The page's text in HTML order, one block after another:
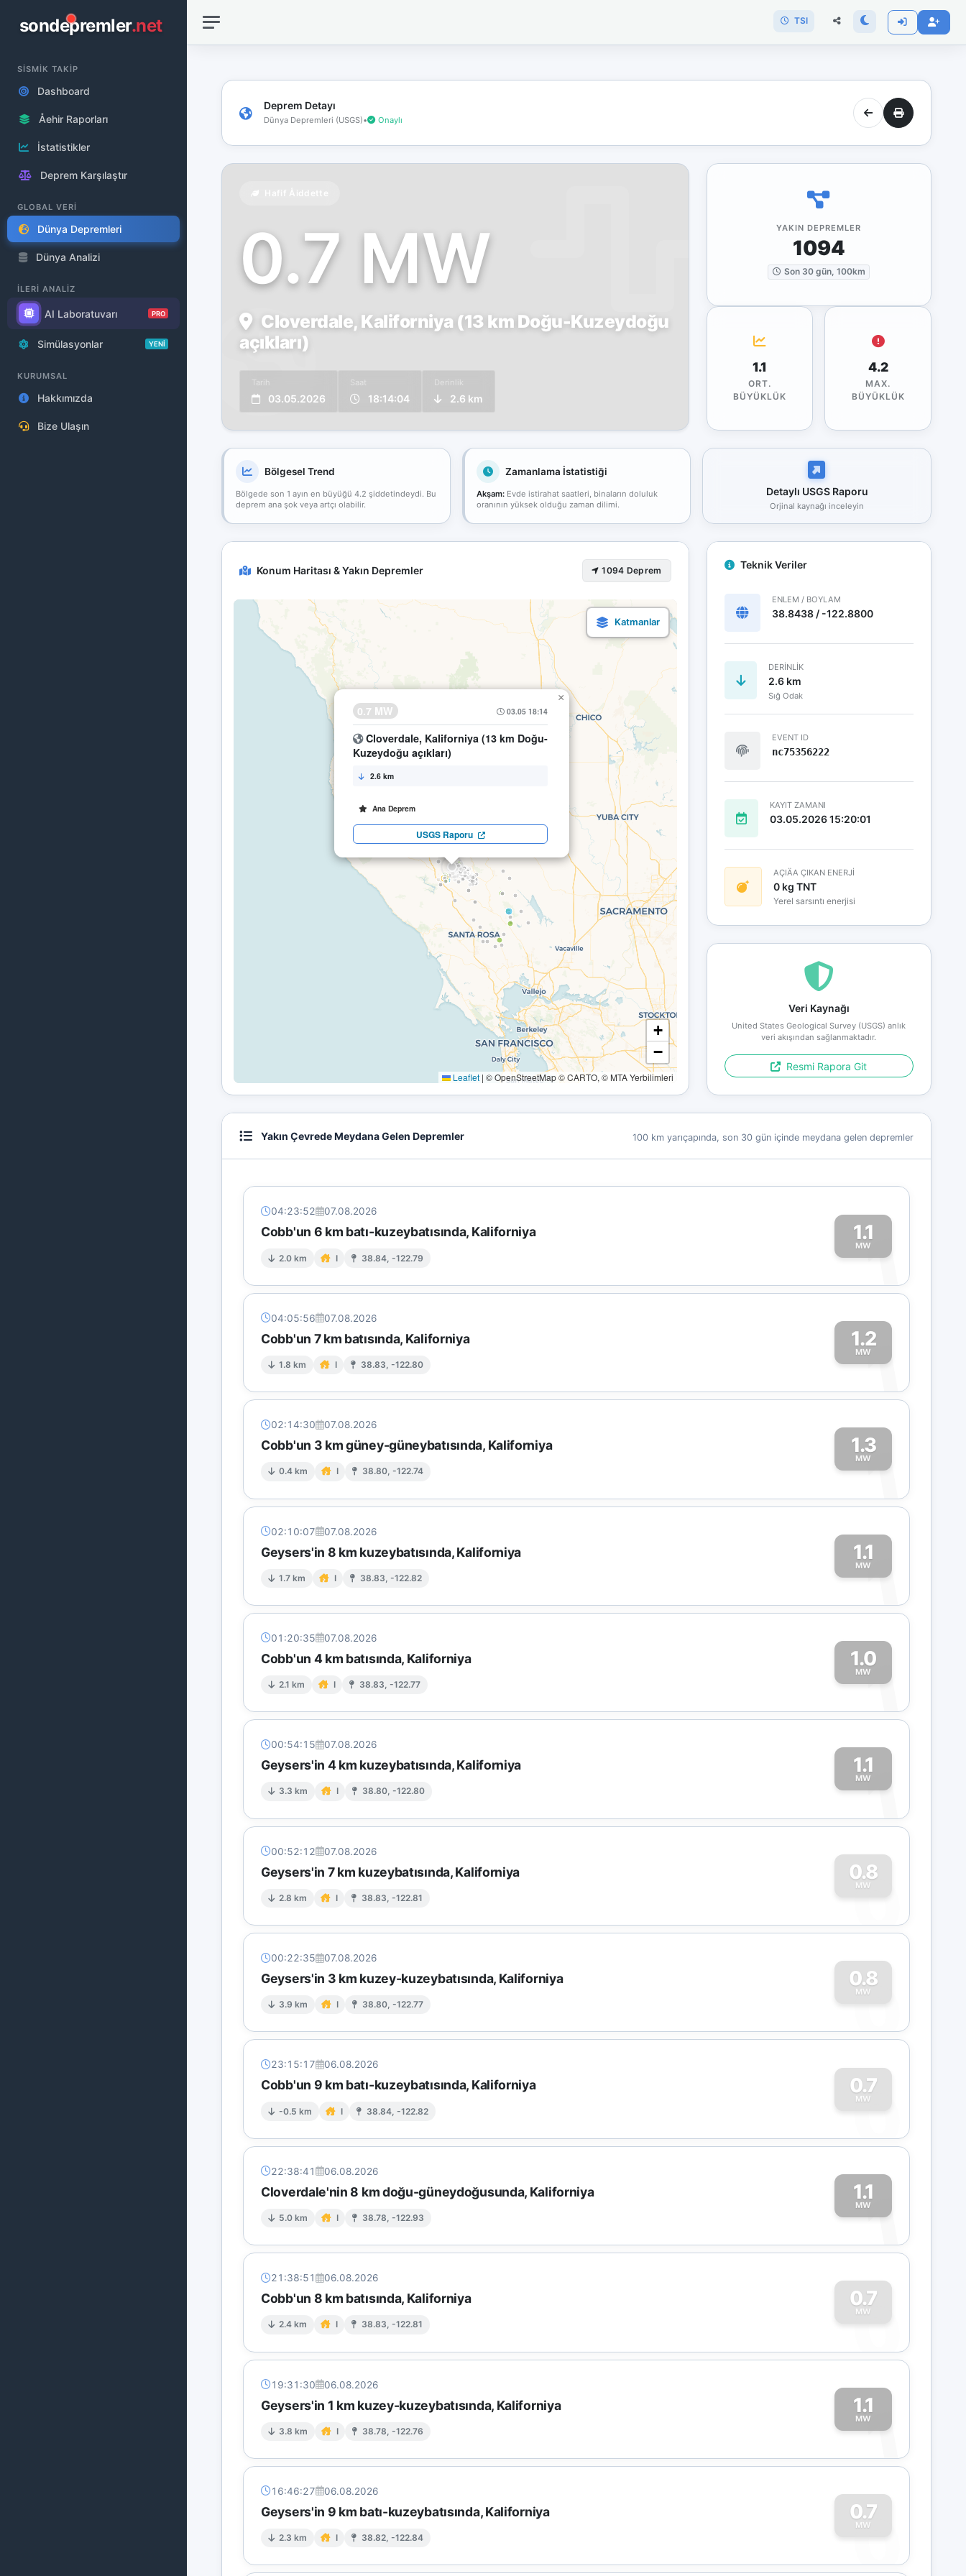
sondepremler.net
SİSMİK TAKİP
Dashboard
Åehir Raporları
İstatistikler
Deprem Karşılaştır
GLOBAL VERİ
Dünya Depremleri
Dünya Analizi
İLERİ ANALİZ
AI Laboratuvarı PRO
Simülasyonlar YENİ
KURUMSAL
Hakkımızda
Bize Ulaşın
TSI
Deprem Detayı
Dünya Depremleri (USGS)• Onaylı
0.7 MW
Cloverdale, Kaliforniya (13 km Doğu-Kuzeydoğu
açıkları)
Tarih
03.05.2026
Saat
18:14:04
Derinlik
2.6 km
YAKIN DEPREMLER
1094
Son 30 gün, 100km
1.1
ORT.
BÜYÜKLÜK
4.2
MAX.
BÜYÜKLÜK
Bölgesel Trend
Bölgede son 1 ayın en büyüğü 4.2 şiddetindeydi. Bu
deprem ana şok veya artçı olabilir.
Zamanlama İstatistiği
Akşam:Evde istirahat saatleri, binaların doluluk
oranının yüksek olduğu zaman dilimi.
Detaylı USGS Raporu
Orjinal kaynağı inceleyin
Konum Haritası & Yakın Depremler 1094 Deprem
0.7 MW 03.05 18:14
Cloverdale, Kaliforniya (13 km Doğu-
Kuzeydoğu açıkları)
2.6 km
Ana Deprem
USGS Raporu
×
+
−
Leaflet | © OpenStreetMap © CARTO, © MTA Yerbilimleri
Teknik Veriler
ENLEM / BOYLAM
38.8438 / -122.8800
DERINLIK
2.6 km
Sığ Odak
EVENT ID
nc75356222
KAYIT ZAMANI
03.05.2026 15:20:01
AÇIÄA ÇIKAN ENERJİ
0 kg TNT
Yerel sarsıntı enerjisi
Veri Kaynağı
United States Geological Survey (USGS) anlık
veri akışından sağlanmaktadır.
Resmi Rapora Git
Yakın Çevrede Meydana Gelen Depremler 100 km yarıçapında, son 30 gün içinde meydana gelen depremler
04:23:52 07.08.2026
Cobb'un 6 km batı-kuzeybatısında, Kaliforniya
2.0 km I 38.84, -122.79
1.1
MW
1
04:05:56 07.08.2026
Cobb'un 7 km batısında, Kaliforniya
1.8 km I 38.83, -122.80
1.2
MW
1
02:14:30 07.08.2026
Cobb'un 3 km güney-güneybatısında, Kaliforniya
0.4 km I 38.80, -122.74
1.3
MW
1
02:10:07 07.08.2026
Geysers'in 8 km kuzeybatısında, Kaliforniya
1.7 km I 38.83, -122.82
1.1
MW
1
01:20:35 07.08.2026
Cobb'un 4 km batısında, Kaliforniya
2.1 km I 38.83, -122.77
1.0
MW
1
00:54:15 07.08.2026
Geysers'in 4 km kuzeybatısında, Kaliforniya
3.3 km I 38.80, -122.80
1.1
MW
1
00:52:12 07.08.2026
Geysers'in 7 km kuzeybatısında, Kaliforniya
2.8 km I 38.83, -122.81
0.8
MW
0
00:22:35 07.08.2026
Geysers'in 3 km kuzey-kuzeybatısında, Kaliforniya
3.9 km I 38.80, -122.77
0.8
MW
0
23:15:17 06.08.2026
Cobb'un 9 km batı-kuzeybatısında, Kaliforniya
-0.5 km I 38.84, -122.82
0.7
MW
0
22:38:41 06.08.2026
Cloverdale'nin 8 km doğu-güneydoğusunda, Kaliforniya
5.0 km I 38.78, -122.93
1.1
MW
1
21:38:51 06.08.2026
Cobb'un 8 km batısında, Kaliforniya
2.4 km I 38.83, -122.81
0.7
MW
0
19:31:30 06.08.2026
Geysers'in 1 km kuzey-kuzeybatısında, Kaliforniya
3.8 km I 38.78, -122.76
1.1
MW
1
16:46:27 06.08.2026
Geysers'in 9 km batı-kuzeybatısında, Kaliforniya
2.3 km I 38.82, -122.84
0.7
MW
0
bağlantınız